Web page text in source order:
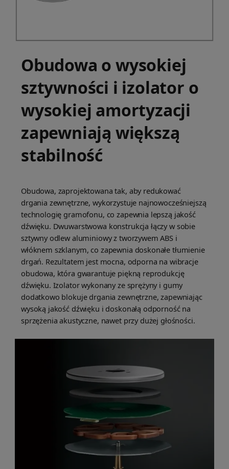
Obudowa o wysokiej
sztywności i izolator o
wysokiej amortyzacji
zapewniają większą
stabilność
Obudowa, zaprojektowana tak, aby redukować
drgania zewnętrzne, wykorzystuje najnowocześniejszą
technologię gramofonu, co zapewnia lepszą jakość
dźwięku. Dwuwarstwowa konstrukcja łączy w sobie
sztywny odlew aluminiowy z tworzywem ABS i
włóknem szklanym, co zapewnia doskonałe tłumienie
drgań. Rezultatem jest mocna, odporna na wibracje
obudowa, która gwarantuje piękną reprodukcję
dźwięku. Izolator wykonany ze sprężyny i gumy
dodatkowo blokuje drgania zewnętrzne, zapewniając
wysoką jakość dźwięku i doskonałą odporność na
sprzężenia akustyczne, nawet przy dużej głośności.